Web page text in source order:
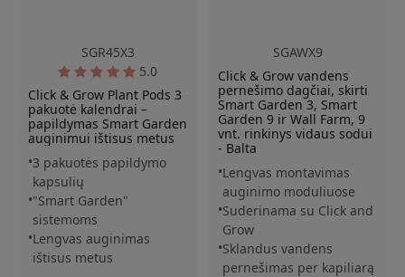
SGR45X3
5.0
Click & Grow Plant Pods 3
pakuotė kalendrai –
papildymas Smart Garden
auginimui ištisus metus
3 pakuotės papildymo
kapsulių
"Smart Garden"
sistemoms
Lengvas auginimas
ištisus metus
SGAWX9
Click & Grow vandens
pernešimo dagčiai, skirti
Smart Garden 3, Smart
Garden 9 ir Wall Farm, 9
vnt. rinkinys vidaus sodui
- Balta
Lengvas montavimas
auginimo moduliuose
Suderinama su Click and
Grow
Sklandus vandens
pernešimas per kapiliarą